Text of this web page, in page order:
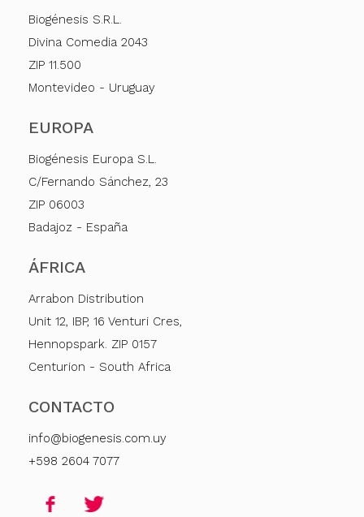
Biogénesis S.R.L.
Divina Comedia 2043
ZIP 11.500
Montevideo - Uruguay
EUROPA
Biogénesis Europa S.L.
C/Fernando Sánchez, 23
ZIP 06003
Badajoz - España
ÁFRICA
Arrabon Distribution
Unit 12, IBP, 16 Venturi Cres,
Hennopspark. ZIP 0157
Centurion - South Africa
CONTACTO
info@biogenesis.com.uy
+598 2604 7077